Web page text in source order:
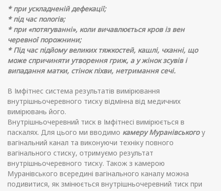
* при ускладненій дефекації;
* під час пологів;
* при «потягуванні», коли вичавлюється кров із вен
черевної порожнини;
* Під час підйому великих тяжкостей, кашлі, чханні, що
може спричиняти утворення гриж, а у жінок зсувів і
випадання матки, стінок піхви, нетримання сечі.
В Імфітнес система результатів вимірювання
внутрішньочеревного тиску відмінна від медичних
вимірювань його.
Внутрішньочеревний тиск в Імфітнесі вимірюється в
паскалях. Для цього ми вводимо камеру Муранівськогоу
вагінальний канал та виконуючи техніку повного
вагінального стиску, отримуємо результат
внутрішньочеревного тиску. Також з камерою
Муранівського всередині вагінального каналу можна
подивитися, як змінюється внутрішньочеревний тиск при